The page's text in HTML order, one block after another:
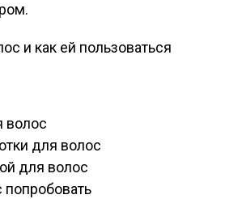
волос
для волос
для волос